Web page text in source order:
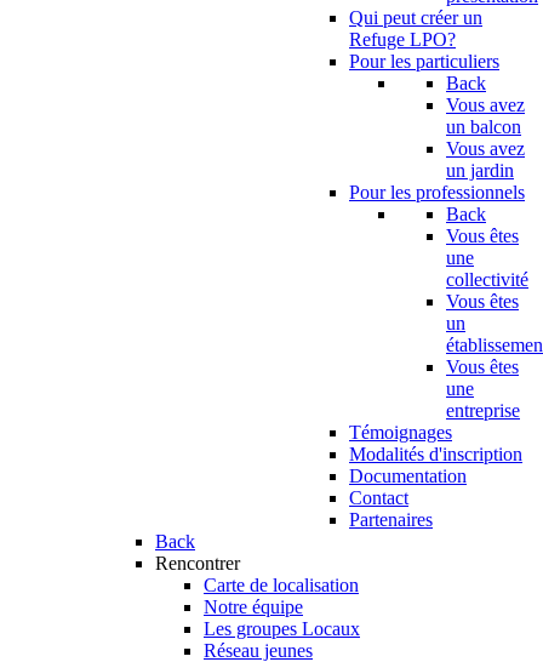
Qui peut créer un
Refuge LPO?
Pour les particuliers
Back
Vous avez
un balcon
Vous avez
un jardin
Pour les professionnels
Back
Vous êtes
une
collectivité
Vous êtes
un
Vous êtes
une
entreprise
Témoignages
Modalités d'inscription
Documentation
Contact
Partenaires
Back
Rencontrer
Carte de localisation
Notre équipe
Les groupes Locaux
Réseau jeunes